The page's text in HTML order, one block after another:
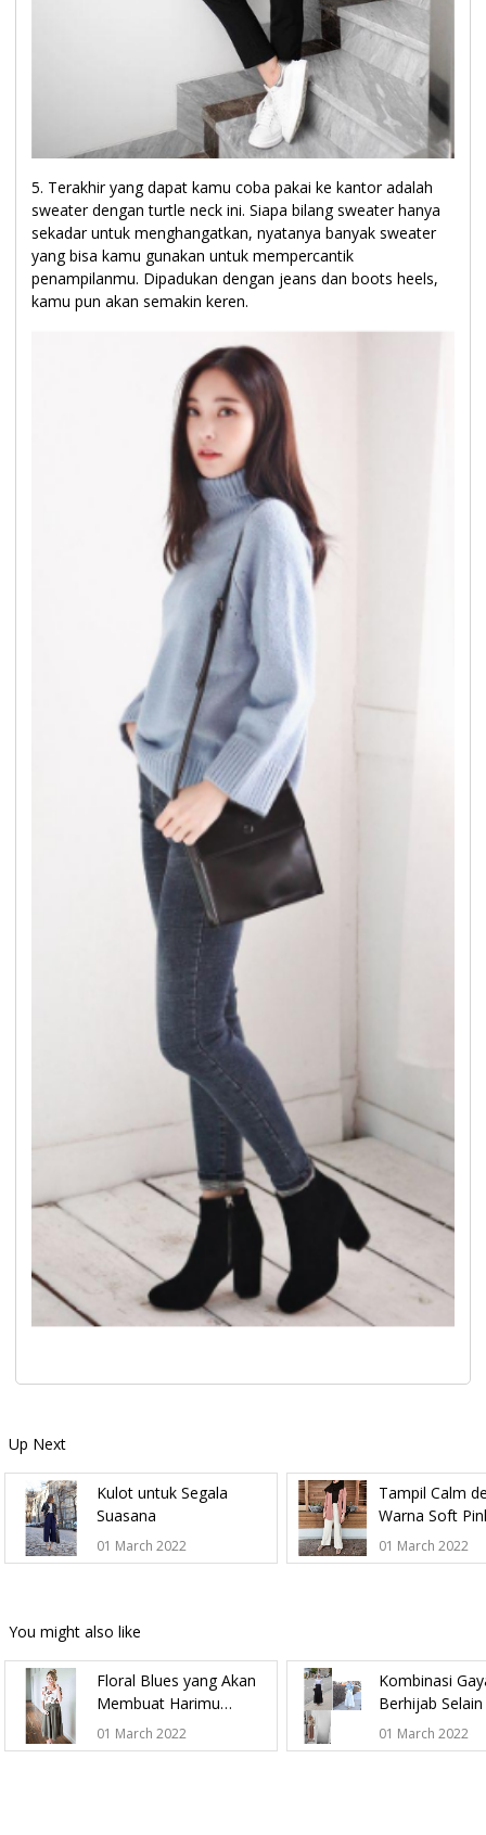
5. Terakhir yang dapat kamu coba pakai ke kantor adalah
sweater dengan turtle neck ini. Siapa bilang sweater hanya
sekadar untuk menghangatkan, nyatanya banyak sweater
yang bisa kamu gunakan untuk mempercantik
penampilanmu. Dipadukan dengan jeans dan boots heels,
kamu pun akan semakin keren.
Up Next
Kulot untuk Segala
Suasana
01 March 2022
Tampil Calm
Warna Soft
01 March 2022
You might also like
Floral Blues yang Akan
Membuat Harimu
Semakin Berbunga
01 March 2022
Kombinasi
Berhijab
Jeans
01 March 2022